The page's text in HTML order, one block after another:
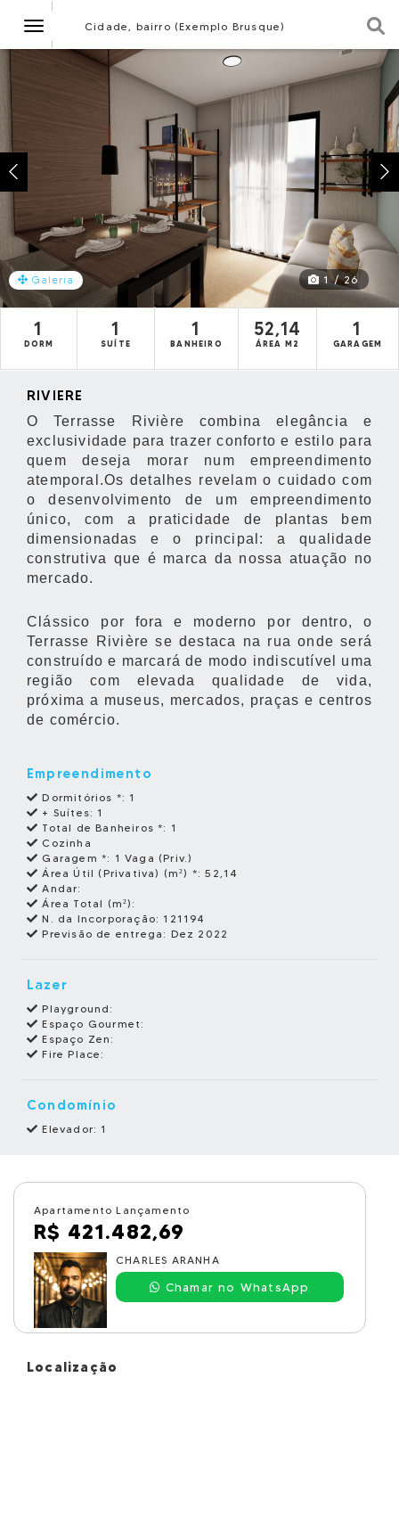
NavegaçãoCidade, bairro (Exemplo Brusque)
Galeria 1 / 26
1
DORM
1
SUÍTE
1
BANHEIRO
52,14
ÁREA M2
1
GARAGEM
RIVIERE
O Terrasse Rivière combina elegância e
exclusividade para trazer conforto e estilo para
quem deseja morar num empreendimento
atemporal.Os detalhes revelam o cuidado com
o desenvolvimento de um empreendimento
único, com a praticidade de plantas bem
dimensionadas e o principal: a qualidade
construtiva que é marca da nossa atuação no
mercado.
Clássico por fora e moderno por dentro, o
Terrasse Rivière se destaca na rua onde será
construídoe marcará de modo indiscutível uma
região com elevada qualidade de vida,
próxima a museus, mercados, praças e centros
de comércio.
Empreendimento
Dormitórios *: 1
+ Suítes: 1
Total de Banheiros *: 1
Cozinha
Garagem *: 1 Vaga (Priv.)
Área Útil (Privativa) (m²) *:52,14
Andar:
Área Total (m²):
N. da Incorporação: 121194
Previsão de entrega: Dez 2022
Lazer
Playground:
Espaço Gourmet:
Espaço Zen:
Fire Place:
Condomínio
Elevador: 1
Apartamento Lançamento
R$ 421.482,69
CHARLES ARANHA
Chamar no WhatsApp
Localização